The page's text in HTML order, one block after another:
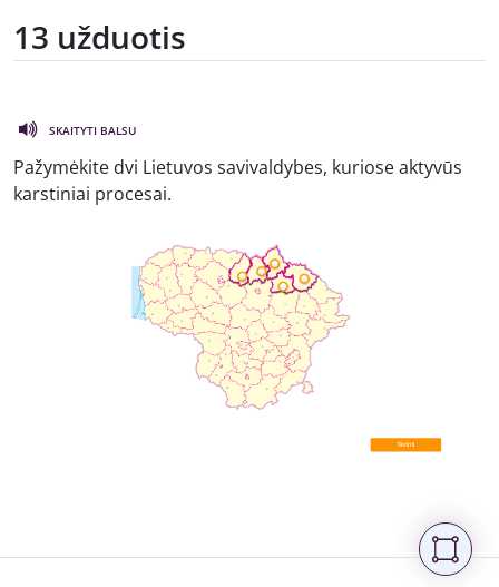
13 užduotis
SKAITYTI BALSU
Pažymėkite dvi Lietuvos savivaldybes, kuriose aktyvūs
karstiniai procesai.